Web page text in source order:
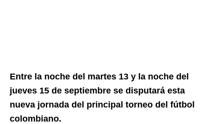
Entre la noche del martes 13 y la noche del
jueves 15 de septiembre se disputará esta
nueva jornada del principal torneo del fútbol
colombiano.